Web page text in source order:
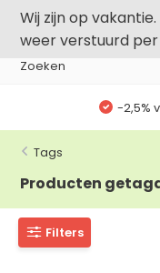
Wij zijn op
weer verstuurd per
-2,5%
Tags
Producten
Filters